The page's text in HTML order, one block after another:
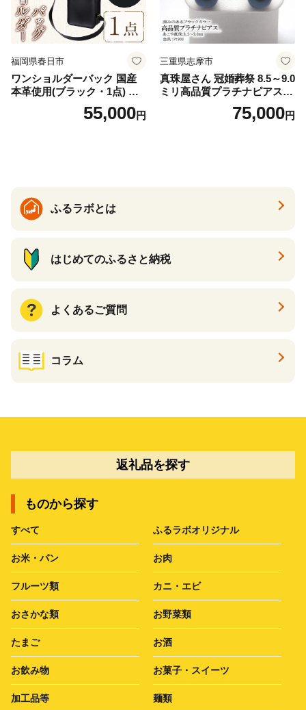
福岡県春日市
ワンショルダーバック 国産
本革使用(ブラック・1点) 鞄
バック バッグ カバン レザー
国産 日本製 牛革 黒 革 革製
55,000円
三重県志摩市
真珠屋さん 冠婚葬祭 8.5～9.0
ミリ高品質プラチナピアス P
t900 志摩産アコヤ真珠 ブラ
ックパール 黒真珠75,000円
ふるラボとは
はじめてのふるさと納税
よくあるご質問
コラム
返礼品を探す
ものから探す
すべて ふるラボオリジナル
お米・パン お肉
フルーツ類 カニ・エビ
おさかな類 お野菜類
たまご お酒
お飲み物 お菓子・スイーツ
加工品等 麺類